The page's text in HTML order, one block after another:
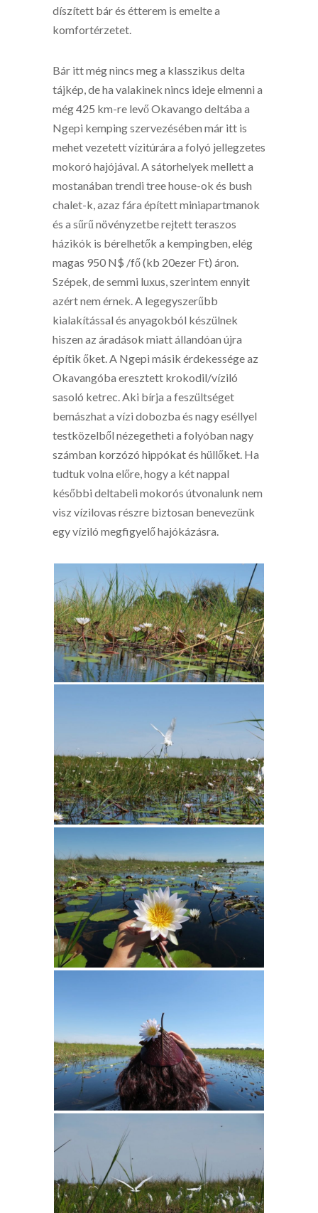
díszített bár és étterem is emelte a
komfortérzetet.
Bár itt még nincs meg a klasszikus delta
tájkép, de ha valakinek nincs ideje elmenni a
még 425 km-re levő Okavango deltába a
Ngepi kemping szervezésében már itt is
mehet vezetett vízitúrára a folyó jellegzetes
mokoró hajójával. A sátorhelyek mellett a
mostanában trendi tree house-ok és bush
chalet-k, azaz fára épített miniapartmanok
és a sűrű növényzetbe rejtett teraszos
házikók is bérelhetők a kempingben, elég
magas 950 N$ /fő (kb 20ezer Ft) áron.
Szépek, de semmi luxus, szerintem ennyit
azért nem érnek. A legegyszerűbb
kialakítással és anyagokból készülnek
hiszen az áradások miatt állandóan újra
építik őket. A Ngepi másik érdekessége az
Okavangóba eresztett krokodil/víziló
sasoló ketrec. Aki bírja a feszültséget
bemászhat a vízi dobozba és nagy eséllyel
testközelből nézegetheti a folyóban nagy
számban korzózó hippókat és hüllőket. Ha
tudtuk volna előre, hogy a két nappal
későbbi deltabeli mokorós útvonalunk nem
visz vízilovas részre biztosan benevezünk
egy víziló megfigyelő hajókázásra.